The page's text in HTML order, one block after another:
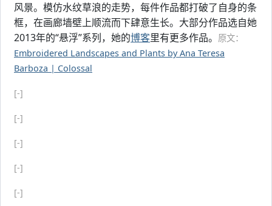
风景。模仿水纹草浪的走势，每件作品都打破了自身的条
框，在画廊墙壁上顺流而下肆意生长。大部分作品选自她
2013年的“悬浮”系列，她的博客里有更多作品。 原文：
Embroidered Landscapes and Plants by Ana Teresa
Barboza | Colossal
[-]
[-]
[-]
[-]
[-]